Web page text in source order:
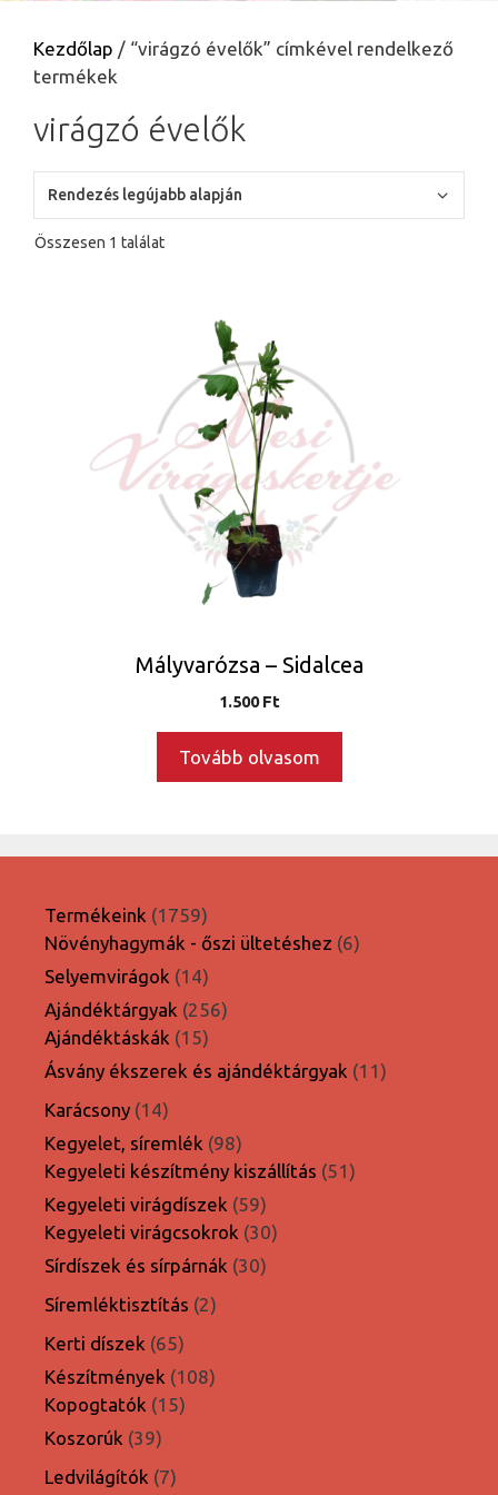
Kezdőlap / “virágzó évelők” címkével rendelkező
termékek
virágzó évelők
Összesen 1 találat
Mályvarózsa – Sidalcea
1.500Ft
Tovább olvasom
Termékeink 17591759
termék
Növényhagymák - őszi ültetéshez 66
Selyemvirágok 1414
termék
Ajándéktárgyak 256256
Ajándéktáskák 1515
termék
Ásvány ékszerek és ajándéktárgyak 1111
Karácsony 1414
termék
Kegyelet, síremlék 9898
termék
Kegyeleti készítmény kiszállítás 5151
Kegyeleti virágdíszek 5959
termék
Kegyeleti virágcsokrok 3030
Sírdíszek és sírpárnák 3030
Síremléktisztítás 22
Kerti díszek 6565
termék
Készítmények 108108
Kopogtatók 1515
Koszorúk 3939
termék
Ledvilágítók 77